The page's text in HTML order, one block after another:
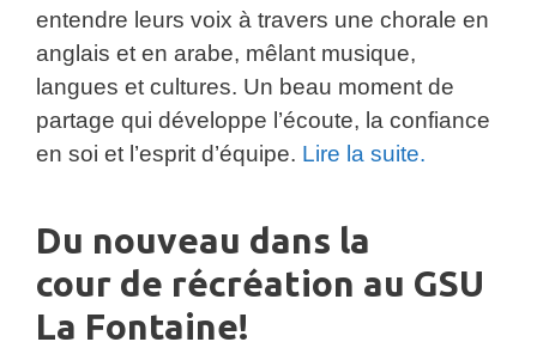
entendre leurs voix à travers une chorale en
anglais et en arabe, mêlant musique,
langues et cultures. Un beau moment de
partage qui développe l’écoute, la confiance
en soi et l’esprit d’équipe. Lire la suite.
Du nouveau dans la
cour de récréation au GSU
La Fontaine!